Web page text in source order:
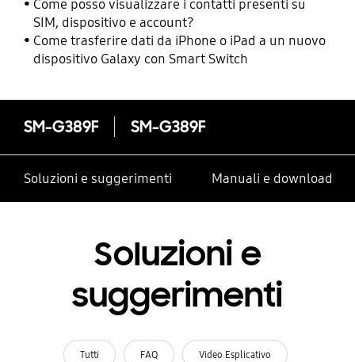
Come posso visualizzare i contatti presenti su
SIM, dispositivo e account?
Come trasferire dati da iPhone o iPad a un nuovo
dispositivo Galaxy con Smart Switch
SM-G389F SM-G389F
Soluzioni e suggerimenti Manuali e download
Soluzioni e
suggerimenti
Tutti FAQ Video Esplicativo